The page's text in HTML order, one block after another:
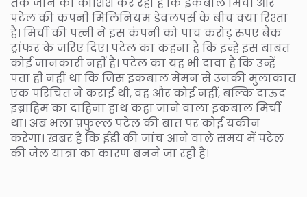
तक जाने की कोशिश कर रहा है कि इकबाल मिर्ची और
पटेल की कंपनी मिलिनियम डेवलपर्स के बीच क्या रिश्ता
है। मिर्ची की पत्नी ने इस कंपनी को पांच करोड़ रुपए बैंक
ट्रांफर के जरिए दिए। पटेल का कहना है कि इन्हें इस बाबत
कोई जानकारी नहीं है। पटेल का यह भी दावा है कि उन्हें
पता ही नहीं था कि जिस इकबाल मेमन से उनकी मुलाकात
एक परिचित ने कराई थी, वह और कोई नहीं, बल्कि दाऊद
इब्राहिम का दाहिना हाथ कहा जाने वाला इकबाल मिर्ची
था। अब भला प्रफुल्ल पटेल की बात पर कोई यकीन
करेगा। खबर है कि ईडी की जांच आने वाले समय में पटेल
की जेल यात्रा का कारण बनने जा रही है।